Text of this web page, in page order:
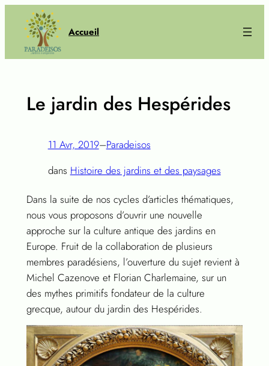
contenu
Accueil
Le jardin des Hespérides
11 Avr, 2019–Paradeisos
dans Histoire des jardins et des paysages
Dans la suite de nos cycles d’articles thématiques,
nous vous proposons d’ouvrir une nouvelle
approche sur la culture antique des jardins en
Europe. Fruit de la collaboration de plusieurs
membres paradésiens, l’ouverture du sujet revient à
Michel Cazenove et Florian Charlemaine, sur un
des mythes primitifs fondateur de la culture
grecque, autour du jardin des Hespérides.